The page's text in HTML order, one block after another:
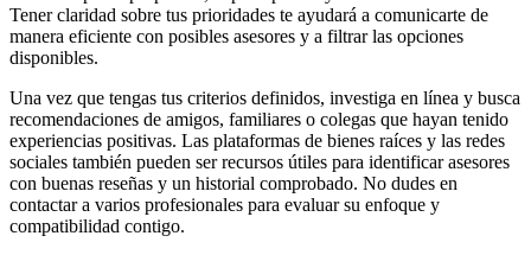
Tener claridad sobre tus prioridades te ayudará a comunicarte de
manera eficiente con posibles asesores y a filtrar las opciones
disponibles.
Una vez que tengas tus criterios definidos, investiga en línea y busca
recomendaciones de amigos, familiares o colegas que hayan tenido
experiencias positivas. Las plataformas de bienes raíces y las redes
sociales también pueden ser recursos útiles para identificar asesores
con buenas reseñas y un historial comprobado. No dudes en
contactar a varios profesionales para evaluar su enfoque y
compatibilidad contigo.